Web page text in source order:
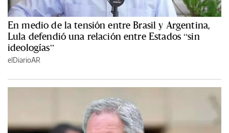
En medio de la tensión entre Brasil y Argentina,
Lula defendió una relación entre Estados “sin
ideologías”
elDiarioAR